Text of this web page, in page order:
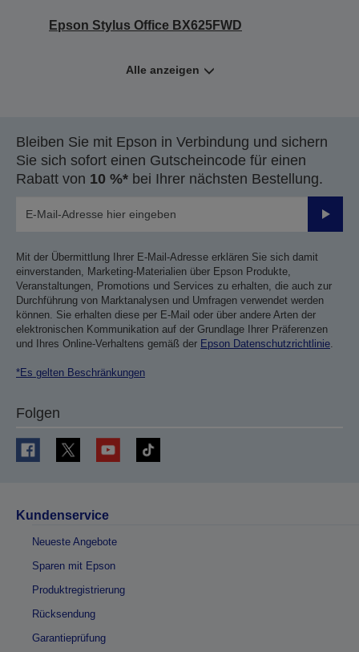
Epson Stylus Office BX625FWD
Alle anzeigen
Bleiben Sie mit Epson in Verbindung und sichern
Sie sich sofort einen Gutscheincode für einen
Rabatt von 10 %* bei Ihrer nächsten Bestellung.
Mit der Übermittlung Ihrer E-Mail-Adresse erklären Sie sich damit
einverstanden, Marketing-Materialien über Epson Produkte,
Veranstaltungen, Promotions und Services zu erhalten, die auch zur
Durchführung von Marktanalysen und Umfragen verwendet werden
können. Sie erhalten diese per E-Mail oder über andere Arten der
elektronischen Kommunikation auf der Grundlage Ihrer Präferenzen
und Ihres Online-Verhaltens gemäß der Epson Datenschutzrichtlinie.
*Es gelten Beschränkungen
Folgen
Kundenservice
Neueste Angebote
Sparen mit Epson
Produktregistrierung
Rücksendung
Garantieprüfung